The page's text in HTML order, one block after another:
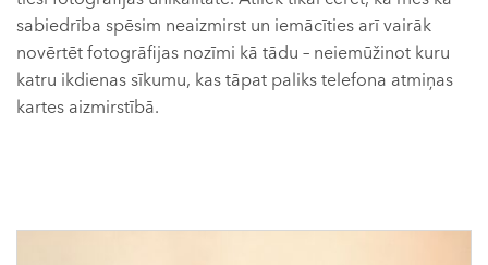
sabiedrība spēsim neaizmirst un iemācīties arī vairāk
novērtēt fotogrāfijas nozīmi kā tādu – neiemūžinot kuru
katru ikdienas sīkumu, kas tāpat paliks telefona atmiņas
kartes aizmirstībā.